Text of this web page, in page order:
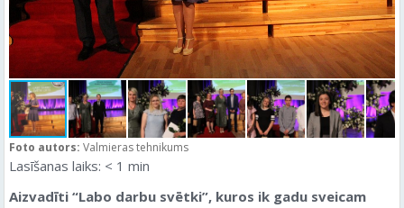
Foto autors: Valmieras tehnikums
Lasīšanas laiks: < 1 min
Aizvadīti “Labo darbu svētki”, kuros ik gadu sveicam